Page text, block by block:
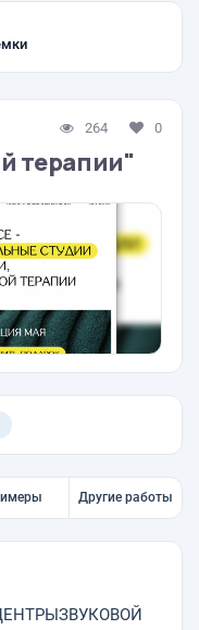
264 0
терапии"
Другие работы